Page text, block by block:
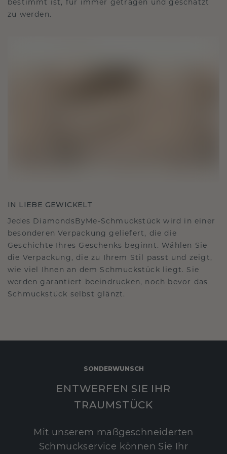
bestimmt ist, für immer getragen und geschätzt
zu werden.
IN LIEBE GEWICKELT
Jedes DiamondsByMe-Schmuckstück wird in einer
besonderen Verpackung geliefert, die die
Geschichte Ihres Geschenks beginnt. Wählen Sie
die Verpackung, die zu Ihrem Stil passt und zeigt,
wie viel Ihnen an dem Schmuckstück liegt. Sie
werden garantiert beeindrucken, noch bevor das
Schmuckstück selbst glänzt.
SONDERWUNSCH
ENTWERFEN SIE IHR
TRAUMSTÜCK
Mit unserem maßgeschneiderten
Schmuckservice können Sie Ihr